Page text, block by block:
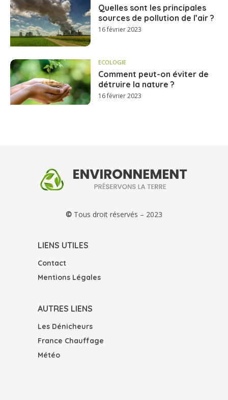
Quelles sont les principales
sources de pollution de l’air ?
16 février 2023
ECOLOGIE
Comment peut-on éviter de
détruire la nature ?
16 février 2023
© Tous droit réservés – 2023
LIENS UTILES
Contact
Mentions Légales
AUTRES LIENS
Les Dénicheurs
France Chauffage
Météo